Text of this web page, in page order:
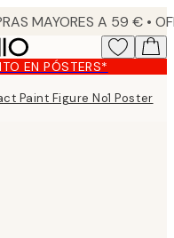
EN PÓSTERS*
Paint Figure No1 Poster